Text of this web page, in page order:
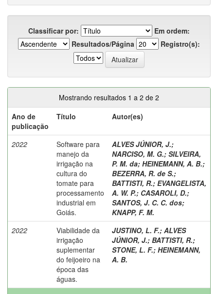
Classificar por:
Em ordem:
Resultados/Página
Registro(s):
Mostrando resultados 1 a 2 de 2
Ano de
publicação
Título Autor(es)
2022
Software para
manejo da
irrigação na
cultura do
tomate para
processamento
industrial em
Goiás.
ALVES JÚNIOR, J.;
NARCISO, M. G.; SILVEIRA,
P. M. da; HEINEMANN, A. B.;
BEZERRA, R. de S.;
BATTISTI, R.; EVANGELISTA,
A. W. P.; CASAROLI, D.;
SANTOS, J. C. C. dos;
KNAPP, F. M.
2022
Viabilidade da
irrigação
suplementar
do feijoeiro na
época das
águas.
JUSTINO, L. F.; ALVES
JÚNIOR, J.; BATTISTI, R.;
STONE, L. F.; HEINEMANN,
A. B.